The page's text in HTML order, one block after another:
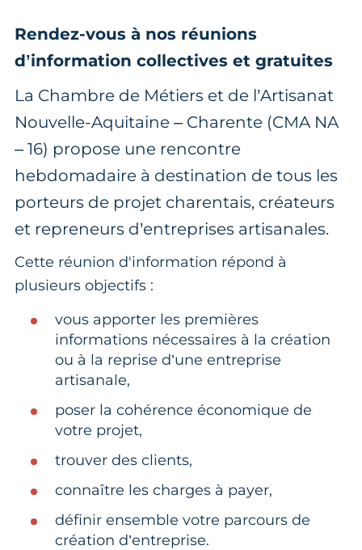
Rendez-vous à nos réunions
d’information collectives et gratuites
La Chambre de Métiers et de l’Artisanat
Nouvelle-Aquitaine – Charente (CMA NA
– 16) propose une rencontre
hebdomadaire à destination de tous les
porteurs de projet charentais, créateurs
et repreneurs d’entreprises artisanales.
Cette réunion d'information répond à
plusieurs objectifs :
vous apporter les premières
informations nécessaires à la création
ou à la reprise d’une entreprise
artisanale,
poser la cohérence économique de
votre projet,
trouver des clients,
connaître les charges à payer,
définir ensemble votre parcours de
création d’entreprise.